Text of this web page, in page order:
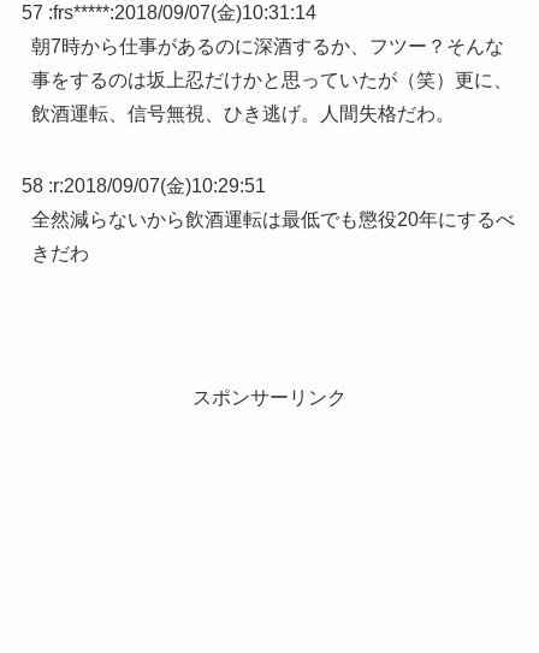
57 :frs*****:2018/09/07(金)10:31:14
朝7時から仕事があるのに深酒するか、フツー？そんな
事をするのは坂上忍だけかと思っていたが（笑）更に、
飲酒運転、信号無視、ひき逃げ。人間失格だわ。
58 :r:2018/09/07(金)10:29:51
全然減らないから飲酒運転は最低でも懲役20年にするべ
きだわ
スポンサーリンク